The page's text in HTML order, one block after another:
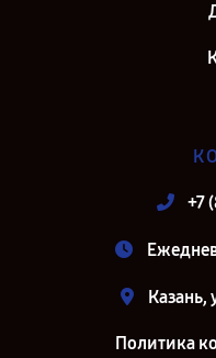
+7
Казань,
Политика